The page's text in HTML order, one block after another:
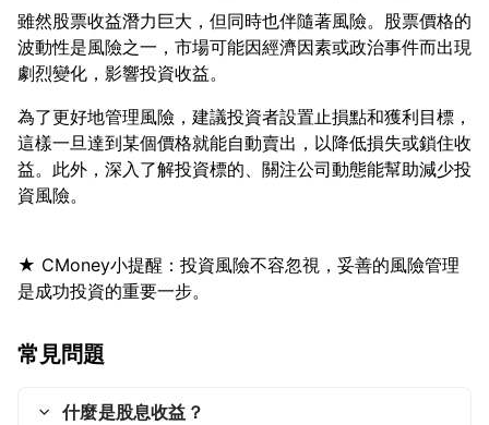
雖然股票收益潛力巨大，但同時也伴隨著風險。股票價格的
波動性是風險之一，市場可能因經濟因素或政治事件而出現
為了更好地管理風險，建議投資者設置止損點和獲利目標，
這樣一旦達到某個價格就能自動賣出，以降低損失或鎖住收
益。此外，深入了解投資標的、關注公司動態能幫助減少投
★ CMoney小提醒：投資風險不容忽視，妥善的風險管理
常見問題
什麼是股息收益？